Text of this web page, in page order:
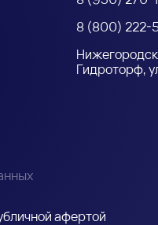
8 (800) 222-
Гидроторф,
афертой